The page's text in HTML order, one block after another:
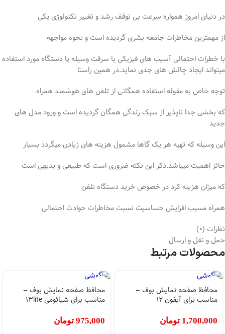
در دنیای امروز همواره سرعت بی توقف رشد و تغییر تکنولوژی یکی
از مهمترین مخاطرات جامعه بشری گردیده است و نحوه مواجهه
با خطرات احتمالی آسیب های فیزیکی یا سرقت وسیله یا دستگاه مورد استفاده
میتواند ایجاد چالش های جدی نماید.در همین راستا
توجه خاص به مقوله استفاده همگانی از تلفن های هوشمند همراه
که بخشی جدا ناپذیر از سبک زندگی همگان گردیده است و ورود مدل های
جدید
این وسیله که تهیه هر یک گاها مشمول هزینه های زیادی میگردد بسیار
حائز اهمیت میباشد.ذکر این نکته ضروری است که طبیعی و بدیهی است
که میزان هزینه کرد در خصوص خرید دستگاه تلفن
همراه مسبب افزایش حساسیت نسبت مخاطرات حوادث احتمالی
نظرات (0)
حمل و نقل و ارسال
محصولات مرتبط
محافظ صفحه نمایش بوف –
مناسب برای آیفون 12
1,700,000 تومان
محافظ صفحه نمایش بوف –
مناسب برای شیائومی 13lite
975,000 تومان